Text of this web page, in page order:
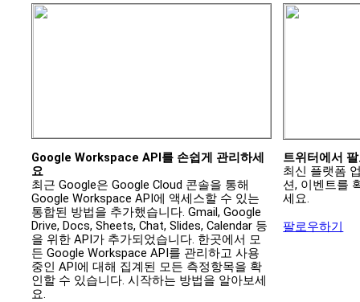
Google Workspace API를 손쉽게 관리하세
요
최근 Google은 Google Cloud 콘솔을 통해
Google Workspace API에 액세스할 수 있는
통합된 방법을 추가했습니다. Gmail, Google
Drive, Docs, Sheets, Chat, Slides, Calendar 등
을 위한 API가 추가되었습니다. 한곳에서 모
든 Google Workspace API를 관리하고 사용
중인 API에 대해 집계된 모든 측정항목을 확
인할 수 있습니다. 시작하는 방법을 알아보세
요.
트위터에서
최신 플랫폼
션, 이벤트를
세요.
팔로우하기